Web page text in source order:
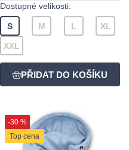
Dostupné velikosti:
S M L XL
XXL
-30 %
Top cena